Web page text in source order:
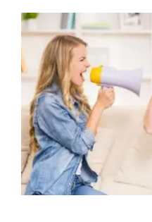
violenta:
ansiedade
Atendimento
violenta Psicoterapia
saúde mental